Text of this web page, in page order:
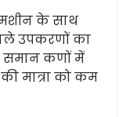
के साथ
उपकरणों का
कणों में
मात्रा को कम